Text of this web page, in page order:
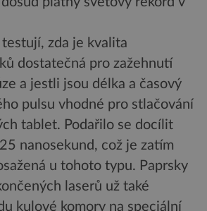
zda je kvalita
dostatečná pro zažehnutí
a jestli jsou délka a časový
pulsu vhodné pro stlačování
tablet. Podařilo se docílit
nanosekund, což je zatím
u tohoto typu. Paprsky
laserů už také
kulové komory na speciální